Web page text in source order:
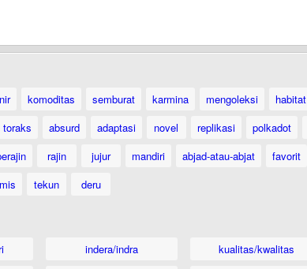
komoditas semburat karmina mengoleksi habitat
toraks absurd adaptasi novel replikasi polkadot
rajin jujur mandiri abjad-atau-abjat favorit
tekun deru
indera/indra
kualitas/kwalitas